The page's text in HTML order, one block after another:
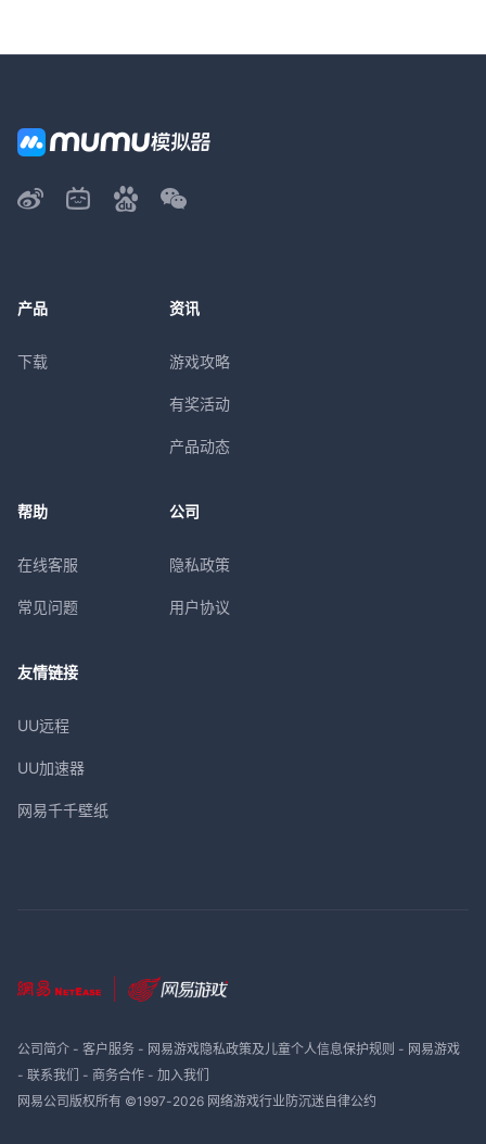
产品
下载
资讯
游戏攻略
有奖活动
产品动态
帮助
在线客服
常见问题
公司
隐私政策
用户协议
友情链接
UU远程
UU加速器
网易千千壁纸
公司简介- 客户服务- 网易游戏隐私政策及儿童个人信息保护规则 - 网易游戏
- 联系我们 - 商务合作- 加入我们
网易公司版权所有 ©1997-2026 网络游戏行业防沉迷自律公约